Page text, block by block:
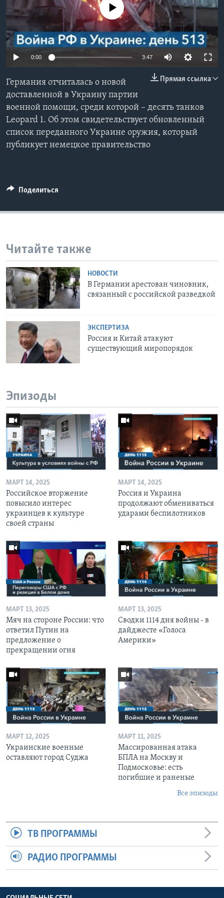
Learning English
СОЦИАЛЬНЫЕ СЕТИ
Языки
No media source currently available
0:00 3:47
Прямая ссылка
Германия отчиталась о новой
доставленной в Украину партии
военной помощи, среди которой – десять танков
Leopard 1. Об этом свидетельствует обновленный
список переданного Украине оружия, который
публикует немецкое правительство
Поделиться
Читайте также
НОВОСТИ
В Германии арестован чиновник,
связанный с российской разведкой
ЭКСПЕРТИЗА
Россия и Китай атакуют
существующий миропорядок
Эпизоды
МАРТ 14, 2025
Российское вторжение
повысило интерес
украинцев к культуре
своей страны
МАРТ 14, 2025
Россия и Украина
продолжают обмениваться
ударами беспилотников
МАРТ 13, 2025
Мяч на стороне России: что
ответил Путин на
предложение о
прекращении огня
МАРТ 13, 2025
Сводки 1114 дня войны - в
дайджесте «Голоса
Америки»
МАРТ 12, 2025
Украинские военные
оставляют город Суджа
МАРТ 11, 2025
Массированная атака
БПЛА на Москву и
Подмосковье: есть
погибшие и раненые
Все эпизоды
ТВ ПРОГРАММЫ
РАДИО ПРОГРАММЫ